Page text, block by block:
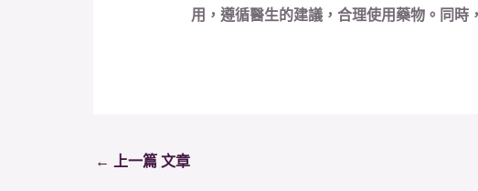
用，遵循醫生的建議，合理使用藥物。同時
← 上一篇 文章